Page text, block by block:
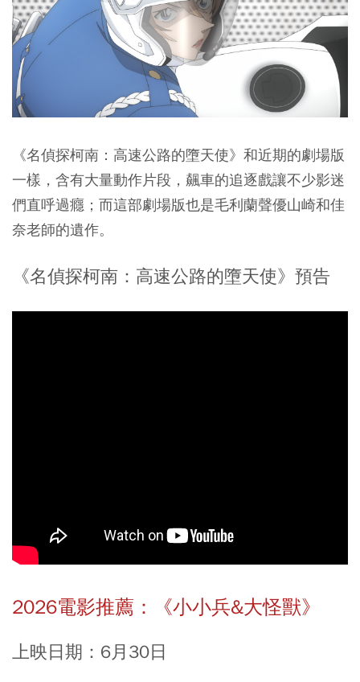
《名偵探柯南：高速公路的墮天使》和近期的劇場版
一樣，含有大量動作片段，飆車的追逐戲讓不少影迷
們直呼過癮 ；而這部劇場版也是毛利蘭聲優山崎和佳
奈老師的遺作。
《名偵探柯南：高速公路的墮天使》預告
2026電影推薦：《小小兵&大怪獸》
上映日期：6月30日